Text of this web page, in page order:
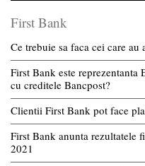
First Bank
Ce trebuie sa faca cei care
First Bank este reprezentanta
cu creditele Bancpost?
Clientii First Bank pot face
First Bank anunta rezultatele
2021